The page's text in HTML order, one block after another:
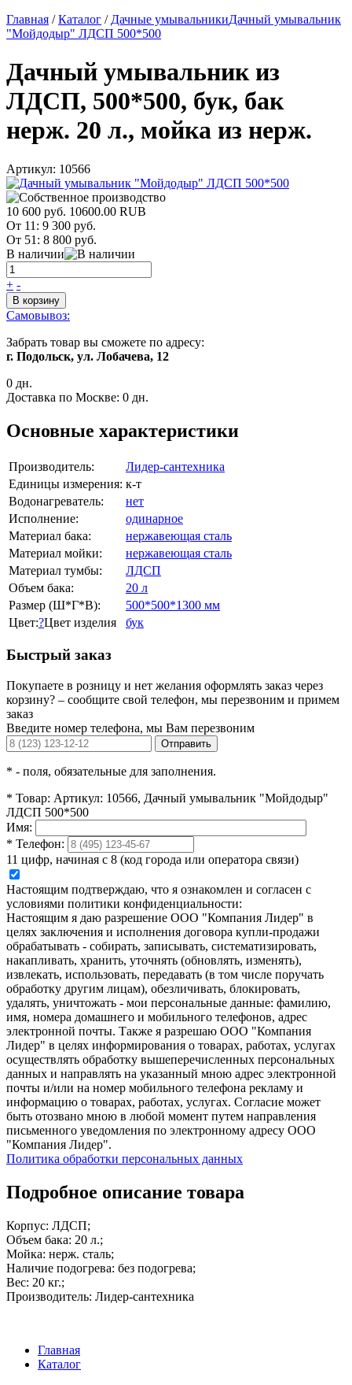
Главная /Каталог / Дачные умывальникиДачный умывальник
"Мойдодыр" ЛДСП 500*500
Дачный умывальник из
ЛДСП, 500*500, бук, бак
нерж. 20 л., мойка из нерж.
Артикул: 10566
10 600 руб. 10600.00 RUB
От 11: 9 300 руб.
От 51: 8 800 руб.
В наличии
+ -
В корзину
Самовывоз:
Забрать товар вы сможете по адресу:
г. Подольск, ул. Лобачева, 12
0 дн.
Доставка по Москве: 0 дн.
Основные характеристики
Производитель:
Лидер-сантехника
Единицы измерения: к-т
Водонагреватель:
нет
Исполнение:
одинарное
Материал бака:
нержавеющая сталь
Материал мойки:
нержавеющая сталь
Материал тумбы:
ЛДСП
Объем бака:
20 л
Размер (Ш*Г*В):
500*500*1300 мм
Цвет:?Цвет изделия бук
Быстрый заказ
Покупаете в розницу и нет желания оформлять заказ через
корзину? – сообщите свой телефон, мы перезвоним и примем
заказ
Введите номер телефона, мы Вам перезвоним
Отправить
* - поля, обязательные для заполнения.
* Товар: Артикул: 10566, Дачный умывальник "Мойдодыр"
ЛДСП 500*500
Имя:
* Телефон:
11 цифр, начиная с 8 (код города или оператора связи)
Настоящим подтверждаю, что я ознакомлен и согласен с
условиями политики конфиденциальности:
Настоящим я даю разрешение ООО "Компания Лидер" в
целях заключения и исполнения договора купли-продажи
обрабатывать - собирать, записывать, систематизировать,
накапливать, хранить, уточнять (обновлять, изменять),
извлекать, использовать, передавать (в том числе поручать
обработку другим лицам), обезличивать, блокировать,
удалять, уничтожать - мои персональные данные: фамилию,
имя, номера домашнего и мобильного телефонов, адрес
электронной почты. Также я разрешаю ООО "Компания
Лидер" в целях информирования о товарах, работах, услугах
осуществлять обработку вышеперечисленных персональных
данных и направлять на указанный мною адрес электронной
почты и/или на номер мобильного телефона рекламу и
информацию о товарах, работах, услугах. Согласие может
быть отозвано мною в любой момент путем направления
письменного уведомления по электронному адресу ООО
"Компания Лидер".
Политика обработки персональных данных
Подробное описание товара
Корпус: ЛДСП;
Объем бака: 20 л.;
Мойка: нерж. сталь;
Наличие подогрева: без подогрева;
Вес: 20 кг.;
Производитель: Лидер-сантехника
Главная
Каталог